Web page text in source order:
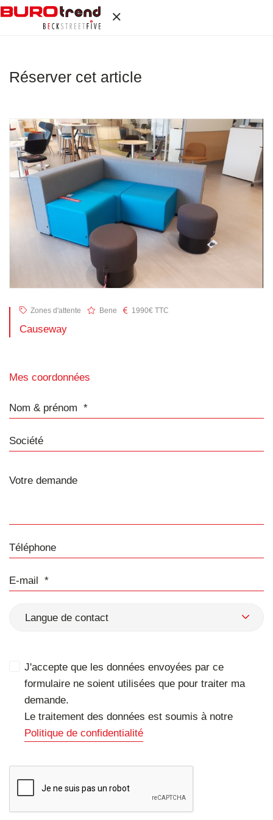
Réserver cet article
Zones d'attente Bene 1990€ TTC
Causeway
Mes coordonnées
Nom & prénom
Société
Téléphone
E-mail
Langue de contact
J'accepte que les données envoyées par ce
formulaire ne soient utilisées que pour traiter ma
demande.
Le traitement des données est soumis à notre
Politique de confidentialité